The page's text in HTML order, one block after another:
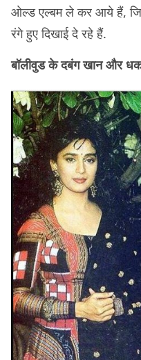
ओल्ड एल्बम ले कर आये हैं,
रंगे हुए दिखाई दे रहे हैं.
बॉलीवुड के दबंग खान और धक-